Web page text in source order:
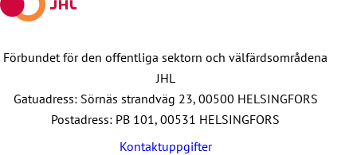
Förbundet för den offentliga sektorn och välfärdsområdena
JHL
Gatuadress: Sörnäs strandväg 23, 00500 HELSINGFORS
Postadress: PB 101, 00531 HELSINGFORS
Kontaktuppgifter